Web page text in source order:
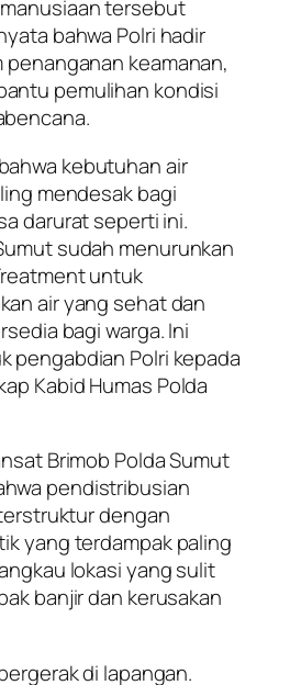
tersebut
bahwa Polri hadir
keamanan,
pemulihan kondisi
kebutuhan air
mendesak bagi
darurat seperti ini.
sudah menurunkan
untuk
air yang sehat dan
bagi warga. Ini
pengabdian Polri kepada
Kabid Humas Polda
Brimob Polda Sumut
pendistribusian
dengan
yang terdampak paling
lokasi yang sulit
banjir dan kerusakan
di lapangan.